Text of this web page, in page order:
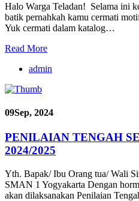
Halo Warga Teladan! Selama ini
batik pernahkah kamu cermati
Yuk cermati dalam katalog…
Read More
admin
09Sep, 2024
PENILAIAN TENGAH
2024/2025
Yth. Bapak/ Ibu Orang tua/ Wali
SMAN 1 Yogyakarta Dengan
akan dilaksanakan Penilaian